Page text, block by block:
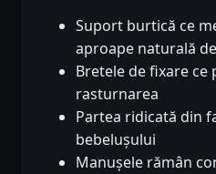
Suport burtică ce
aproape naturală
Bretele de fixare ce
rasturnarea
Partea ridicată din
bebelușului
Manușele rămân